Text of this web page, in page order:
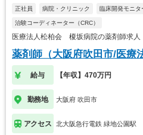
正社員 病院・クリニック 臨床開発モニタ
治験コーディネーター（CRC）
医療法人松柏会 榎坂病院の薬剤師求人
薬剤師（大阪府吹田市/医療
給与 【年収】470万円
勤務地 大阪府 吹田市
アクセス 北大阪急行電鉄 緑地公園駅